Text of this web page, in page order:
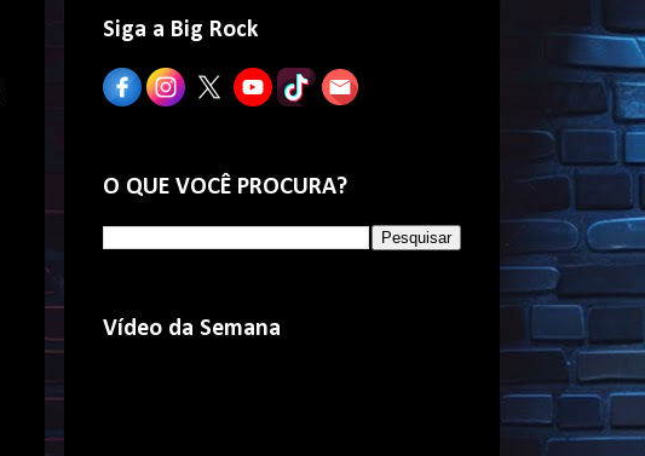
Siga a Big Rock
O QUE VOCÊ PROCURA?
Vídeo da Semana